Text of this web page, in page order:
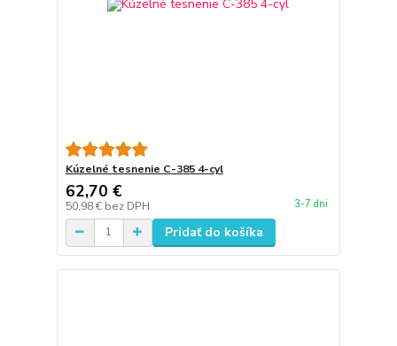
Kúzelné tesnenie C-385 4-cyl
62,70 €
50,98 € bez DPH 3-7 dni
Pridať do košíka